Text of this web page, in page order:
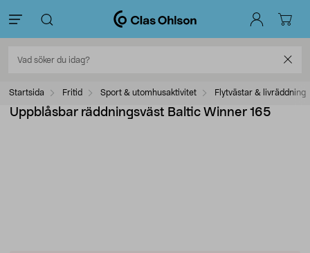
Startsida Fritid Sport & utomhusaktivitet Flytvästar & livräddning
Uppblåsbar räddningsväst Baltic Winner 165